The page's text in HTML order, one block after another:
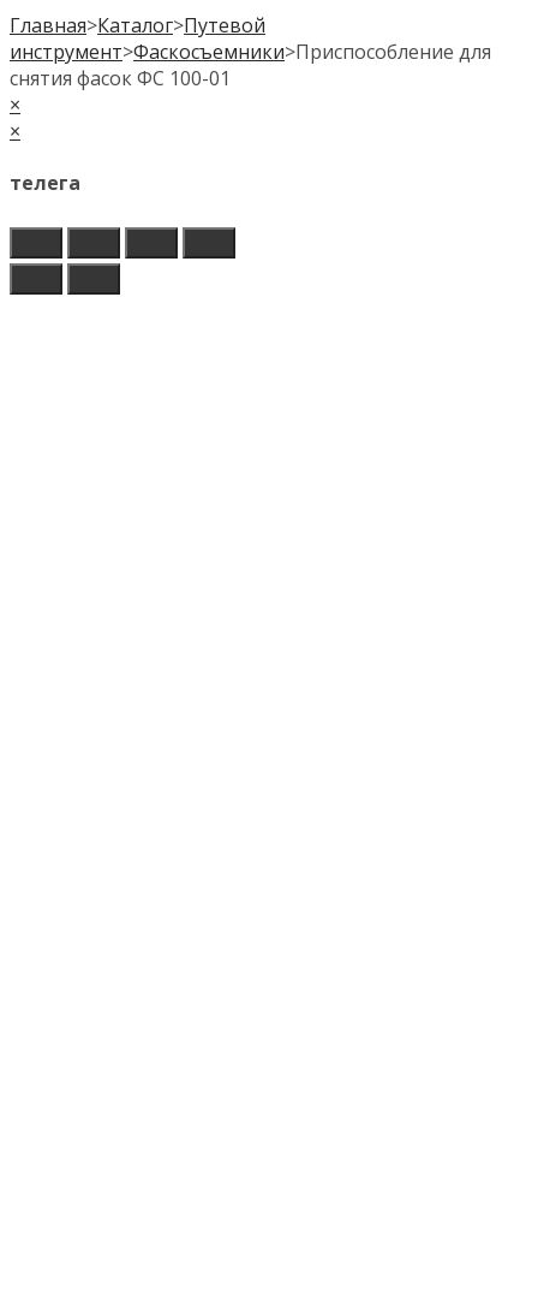
Главная>Каталог>Путевой
инструмент>Фаскосъемники>Приспособление для
снятия фасок ФС 100-01
×
×
телега